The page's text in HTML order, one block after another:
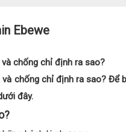
Ebewe
chống chỉ định ra sao?
chống chỉ định ra sao? Để
đây.